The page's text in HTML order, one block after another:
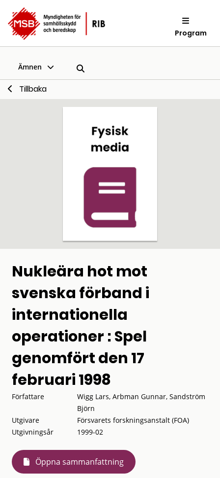
Program
Ämnen
Tillbaka
Nukleära hot mot
svenska förband i
internationella
operationer : Spel
genomfört den 17
februari 1998
Författare
Wigg Lars, Arbman Gunnar, Sandström
Björn
Utgivare
Försvarets forskningsanstalt (FOA)
Utgivningsår
1999-02
Öppna sammanfattning